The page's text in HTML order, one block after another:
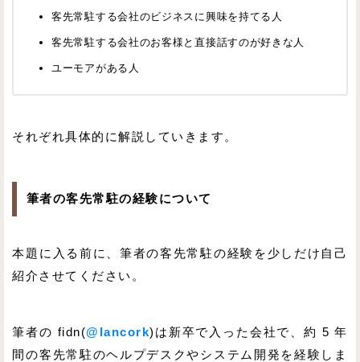
客先常駐する会社のビジネスに興味を持てる人
客先常駐する会社のお客様と直接話すのが好きな人
ユーモアがある人
それぞれ具体的に解説していきます。
筆者の客先常駐の経験について
本題に入る前に、筆者の客先常駐の経験を少しだけ自己
紹介させてください。
筆者の fidn(@lancork)は新卒で入った会社で、約 5 年
間の客先常駐のヘルプデスクやシステム開発を経験しま